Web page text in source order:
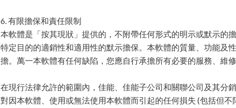
6. 有限擔保和責任限制
本軟體是「按其現狀」提供的，不附帶任何形式的明示或默示的
特定目的的適銷性和適用性的默示擔保。本軟體的質量、功能及
擔。萬一本軟體有任何缺陷，您應自行承擔所有必要的服務、維修
在現行法律允許的範圍內，佳能、佳能子公司和關聯公司及其分
對因本軟體、使用或無法使用本軟體而引起的任何損失 (包括但